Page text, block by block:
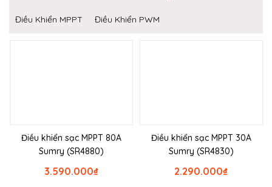
Điều Khiển MPPT Điều Khiển PWM
Điều khiển sạc MPPT 80A
Sumry (SR4880)
₫
3.590.000
Điều khiển sạc MPPT 30A
Sumry (SR4830)
₫
2.290.000